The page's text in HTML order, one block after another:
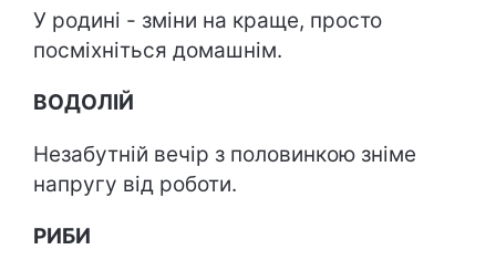
У родині - зміни на краще, просто
посміхніться домашнім.
ВОДОЛІЙ
Незабутній вечір з половинкою зніме
напругу від роботи.
РИБИ